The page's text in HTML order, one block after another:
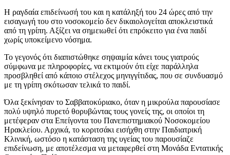
Η ραγδαία επιδείνωσή του και η κατάληξή του 24 ώρες από την
εισαγωγή του στο νοσοκομείο δεν δικαιολογείται αποκλειστικά
από τη γρίπη. Αξίζει να σημειωθεί ότι επρόκειτο για ένα παιδί
χωρίς υποκείμενο νόσημα.
Το γεγονός ότι διαπιστώθηκε σηψαιμία κάνει τους γιατρούς
σύμφωνα με πληροφορίες, να εκτιμούν ότι είχε παράλληλα
προσβληθεί από κάποιο στέλεχος μηνιγγίτιδας, που σε συνδυασμό
με τη γρίπη σκότωσαν τελικά το παιδί.
Όλα ξεκίνησαν το Σαββατοκύριακο, όταν η μικρούλα παρουσίασε
πολύ υψηλό πυρετό θορυβώντας τους γονείς της, οι οποίοι τη
μετέφεραν στα Επείγοντα του Πανεπιστημιακού Νοσοκομείου
Ηρακλείου. Αρχικά, το κοριτσάκι εισήχθη στην Παιδιατρική
Κλινική, ωστόσο η κατάσταση της υγείας του παρουσίαζε
επιδείνωση, με αποτέλεσμα να μεταφερθεί στη Μονάδα Εντατικής